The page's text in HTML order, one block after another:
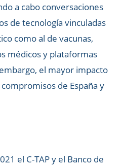
a cabo conversaciones
de tecnología vinculadas
como al de vacunas,
médicos y plataformas
el mayor impacto
de España y
el C-TAP y el Banco de